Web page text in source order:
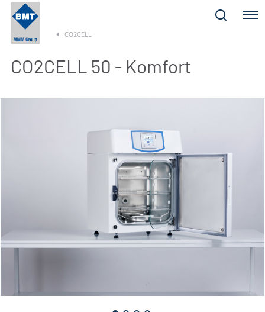
Menu
CO2CELL
CO2CELL 50 - Komfort